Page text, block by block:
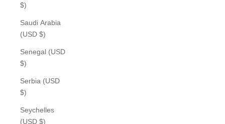
$)
Saudi Arabia
(USD $)
Senegal (USD
$)
Serbia (USD
$)
Seychelles
(USD $)